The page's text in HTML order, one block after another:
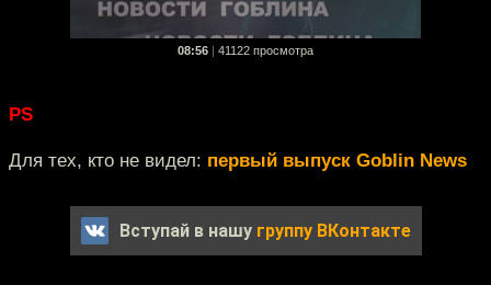
08:56 41122 просмотра
PS
Для тех, кто не видел: первый выпуск Goblin News
Вступай в нашу группу ВКонтакте